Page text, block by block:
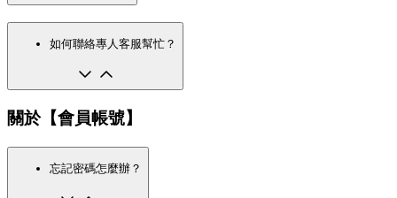
如何聯絡專人客服幫忙？
關於【會員帳號】
忘記密碼怎麼辦？